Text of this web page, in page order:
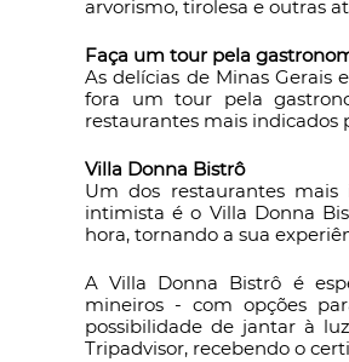
arvorismo, tirolesa e outras
Faça um tour pela
As delícias de Minas Gerais
fora um tour pela
restaurantes mais
Villa Donna Bistrô
Um dos restaurantes
intimista é o Villa Donna
hora, tornando a sua
A Villa Donna Bistrô é
mineiros - com opções
possibilidade de jantar à
Tripadvisor, recebendo o